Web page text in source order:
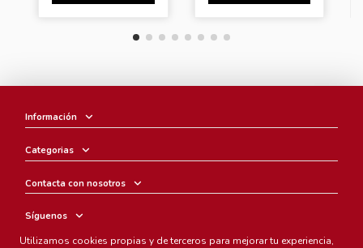
Información
Categorias
Contacta con nosotros
Síguenos
Utilizamos cookies propias y de terceros para mejorar tu experiencia,